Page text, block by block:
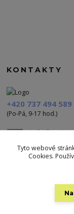
KONTAKTY
+420 737 494 589
(Po-Pá, 9-17 hod.)
Tyto webové
Cookies.